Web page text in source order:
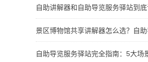
自助导览服务驿站完全指南：5大场